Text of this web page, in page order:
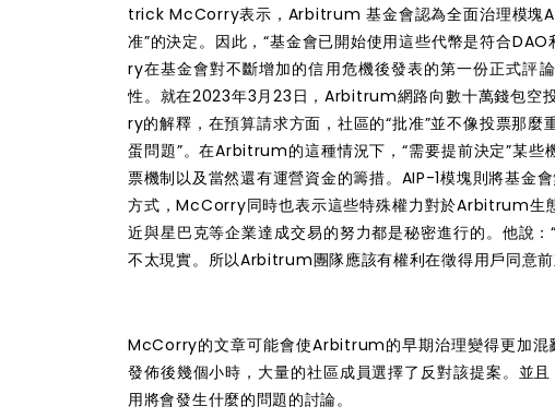
trick McCorry表示，Arbitrum 基金會認為全面治理模塊
准”的決定。因此，“基金會已開始使用這些代幣是符合
ry在基金會對不斷增加的信用危機後發表的第一份正式評論
性。就在2023年3月23日，Arbitrum網路向數十萬錢包空
ry的解釋，在預算請求方面， 社區的“批准”並不像投票那麼
蛋問題”。在Arbitrum的這種情況下，“需要提前決定”某些
票機制以及當然還有運營資金的籌措。AIP-1模塊則將基金
方式 ，McCorry同時也表示這些特殊權力對於Arbitrum生
近與星巴克等企業達成交易的努力都是秘密進行的。他說
不太現實。 所以Arbitrum團隊應該有權利在徵得用戶同意
McCorry的文章可能會使Arbitrum的早期治理變得更加
發佈後幾個小時 ， 大量的社區成員選擇了反對該提案。 並且
用將會發生什麼的問題的討論。